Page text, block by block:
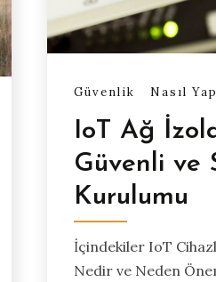
Güvenlik Nasıl
IoT Ağ
Güvenli ve
Kurulumu
İçindekiler IoT
Nedir ve Neden